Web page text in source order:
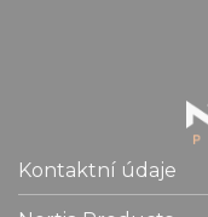
Kontaktní údaje